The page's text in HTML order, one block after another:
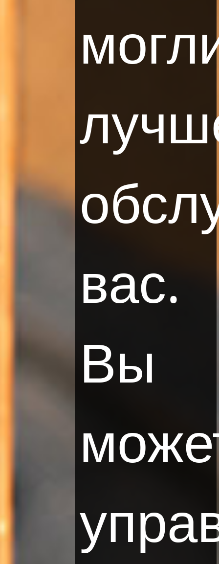
ПРАВИЛА БРОНИРОВАНИЯ
наших отелей. После нажатия на одну из
вкладок вы будете перенаправлены на
вас.
Вы